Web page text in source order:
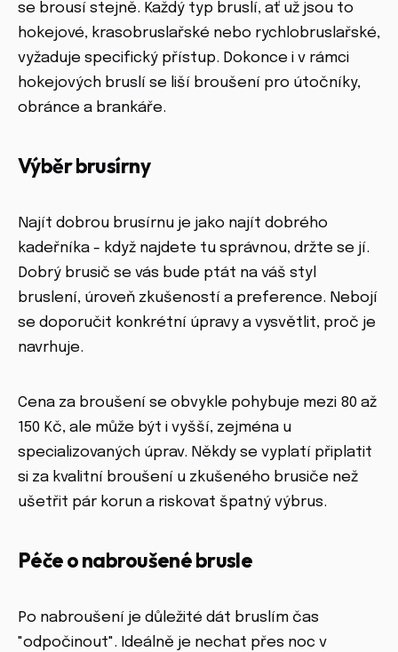
se brousí stejně. Každý typ bruslí, ať už jsou to
hokejové, krasobruslařské nebo rychlobruslařské,
vyžaduje specifický přístup. Dokonce i v rámci
hokejových bruslí se liší broušení pro útočníky,
obránce a brankáře.
Výběr brusírny
Najít dobrou brusírnu je jako najít dobrého
kadeřníka - když najdete tu správnou, držte se jí.
Dobrý brusič se vás bude ptát na váš styl
bruslení, úroveň zkušeností a preference. Nebojí
se doporučit konkrétní úpravy a vysvětlit, proč je
navrhuje.
Cena za broušení se obvykle pohybuje mezi 80 až
150 Kč, ale může být i vyšší, zejména u
specializovaných úprav. Někdy se vyplatí připlatit
si za kvalitní broušení u zkušeného brusiče než
ušetřit pár korun a riskovat špatný výbrus.
Péče o nabroušené brusle
Po nabroušení je důležité dát bruslím čas
"odpočinout". Ideálně je nechat přes noc v